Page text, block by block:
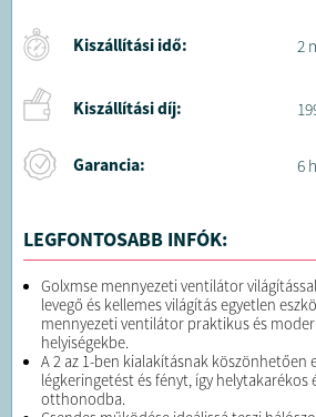
Kiszállítási idő: 2
Kiszállítási díj:
Garancia: 6
LEGFONTOSABB INFÓK:
Golxmse mennyezeti ventilátor
levegő és kellemes világítás egyetlen
mennyezeti ventilátor praktikus és
helyiségekbe.
A 2 az 1-ben kialakításnak köszönhetően
légkeringetést és fényt, így helytakarékos
otthonodba.